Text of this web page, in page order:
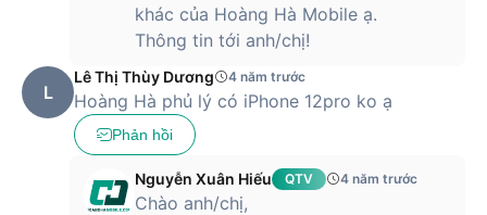
khác của Hoàng Hà Mobile ạ.
Thông tin tới anh/chị!
L
Lê Thị Thùy Dương 4 năm trước
Hoàng Hà phủ lý có iPhone 12pro ko ạ
Phản hồi
Nguyễn Xuân Hiếu QTV 4 năm trước
Chào anh/chị,